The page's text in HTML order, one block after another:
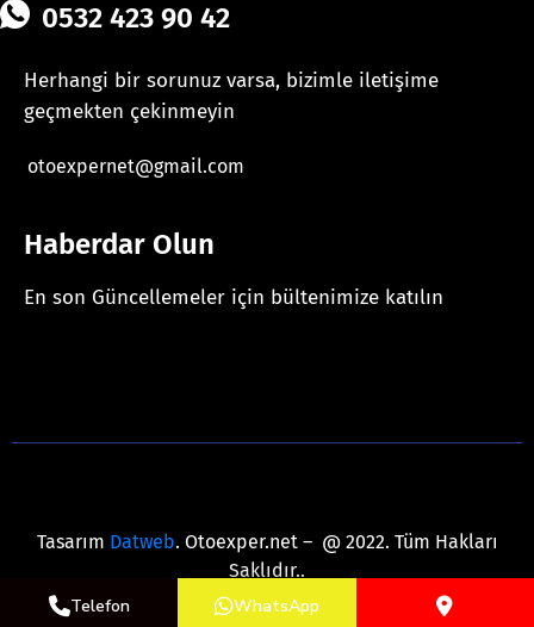
0532 423 90 42
Herhangi bir sorunuz varsa, bizimle iletişime
geçmekten çekinmeyin
otoexpernet@gmail.com
Haberdar Olun
En son Güncellemeler için bültenimize katılın
Tasarım Datweb. Otoexper.net – @ 2022. Tüm Hakları
Saklıdır..
Telefon
WhatsApp